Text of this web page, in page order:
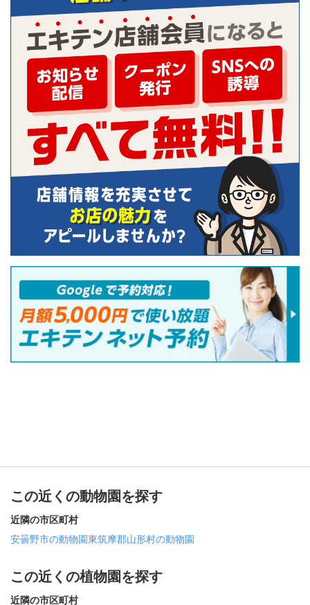
この近くの動物園を探す
近隣の市区町村
安曇野市の動物園東筑摩郡山形村の動物園
この近くの植物園を探す
近隣の市区町村